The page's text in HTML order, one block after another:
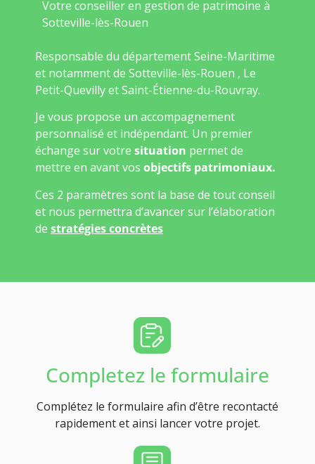
Votre conseiller en gestion de patrimoine à
Sotteville-lès-Rouen
Responsable du département Seine-Maritime
et notamment de Sotteville-lès-Rouen , Le
Petit-Quevilly et Saint-Étienne-du-Rouvray.
Je vous propose un accompagnement
personnalisé et indépendant. Un premier
échange sur votre situation permet de
mettre en avant vos objectifs patrimoniaux.
Ces 2 paramètres sont la base de tout conseil
et nous permettra d’avancer sur l’élaboration
de stratégies concrètes
Completez le formulaire
Complétez le formulaire afin d’être recontacté
rapidement et ainsi lancer votre projet.